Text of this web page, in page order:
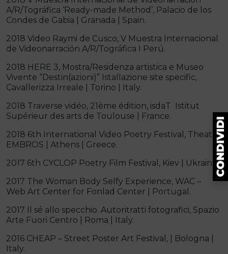
A/R/Tográfica ‘Ready-made Method’, Palacio de los
Condes de Gabia | Granada | Spain.
2018 Video Raymi de Cusco, V Muestra Internacional
de Videonarración A/R/Tográfica I Perú.
2018 HERE 3, Mostra/Residenza artistica e Museo
Vivente “Destin(azioni)” Istallazione site specific,
Cavallerizza Irreale | Torino | Italy.
2018 Traverse vidéo, 21ème édition, isdaT Istitut
Supérieur des arts de Toulouse | France.
2018 6th International Video Poetry Festival, Theatre
EMBROS | Athens | Greece.
2017 6th CYCLOP Poetry Film Festival, Kiev | Ukraine.
2017 The Woman Body Selfy Experience, WAC –
Web Art Center for Fonlad Center | Portugal.
2017 Il sé allo specchio. Autoritratti fotografici, Spazio
Arte Fuori Centro | Roma | Italy.
2016 CHEAP – Street Poster Art Festival, | Bologna |
Italy.